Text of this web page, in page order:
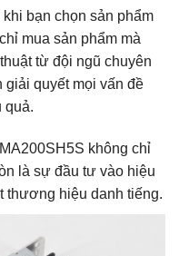
khi bạn chọn sản phẩm
mua sản phẩm mà
từ đội ngũ chuyên
giải quyết mọi vấn đề
quả.
không chỉ
là sự đầu tư vào hiệu
thương hiệu danh tiếng.